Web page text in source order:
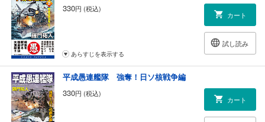
330円 (税込)
カート
試し読み
あらすじを表示する
平成愚連艦隊 強奪！日ソ核戦争編
330円 (税込)
カート